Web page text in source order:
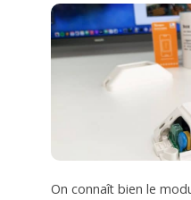
On connaît bien le